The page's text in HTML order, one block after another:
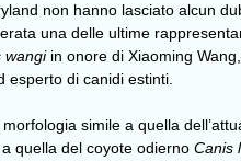
non hanno lasciato alcun
una delle ultime
wangiin onore di Xiaoming
esperto di canidi estinti.
simile a quella
quella del coyote odiernoCanis